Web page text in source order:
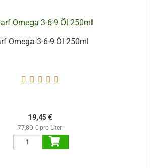
Omega 3-6-9 Öl 250ml
19,45 €
77,80 € pro Liter